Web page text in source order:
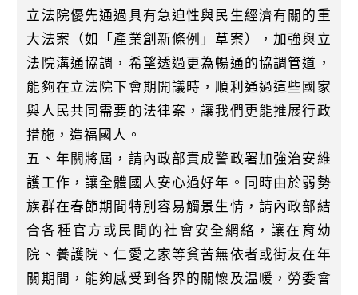
立法院優先通過具有急迫性與民生經濟有關的重
大法案（如「產業創新條例」草案），加強與立
法院溝通協調，希望透過更為暢通的協調管道，
能夠在立法院下會期開議時，順利通過這些國家
與人民共同需要的法律案，讓我們更能推展行政
措施，造福國人。
五、年關將屆，請內政部責成警政署加強治安維
護工作，讓全體國人安心過好年。同時由於弱勢
族群在春節期間特別容易觸景生情，請內政部結
合各種官方或民間的社會安全網絡，讓在育幼
院、養護院、仁愛之家等貧苦無依者或街友在年
關期間，能夠感受到各界的關懷及温暖，勞委會